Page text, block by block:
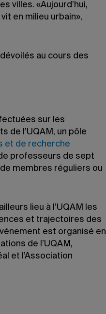
villes. «Aujourd’hui,
en milieu urbain»,
au cours des
sur les
de l’UQAM, un pôle
et de recherche
professeurs de sept
membres réguliers ou
lieu à l’UQAM les
et trajectoires des
est organisé en
de l’UQAM,
et l’Association